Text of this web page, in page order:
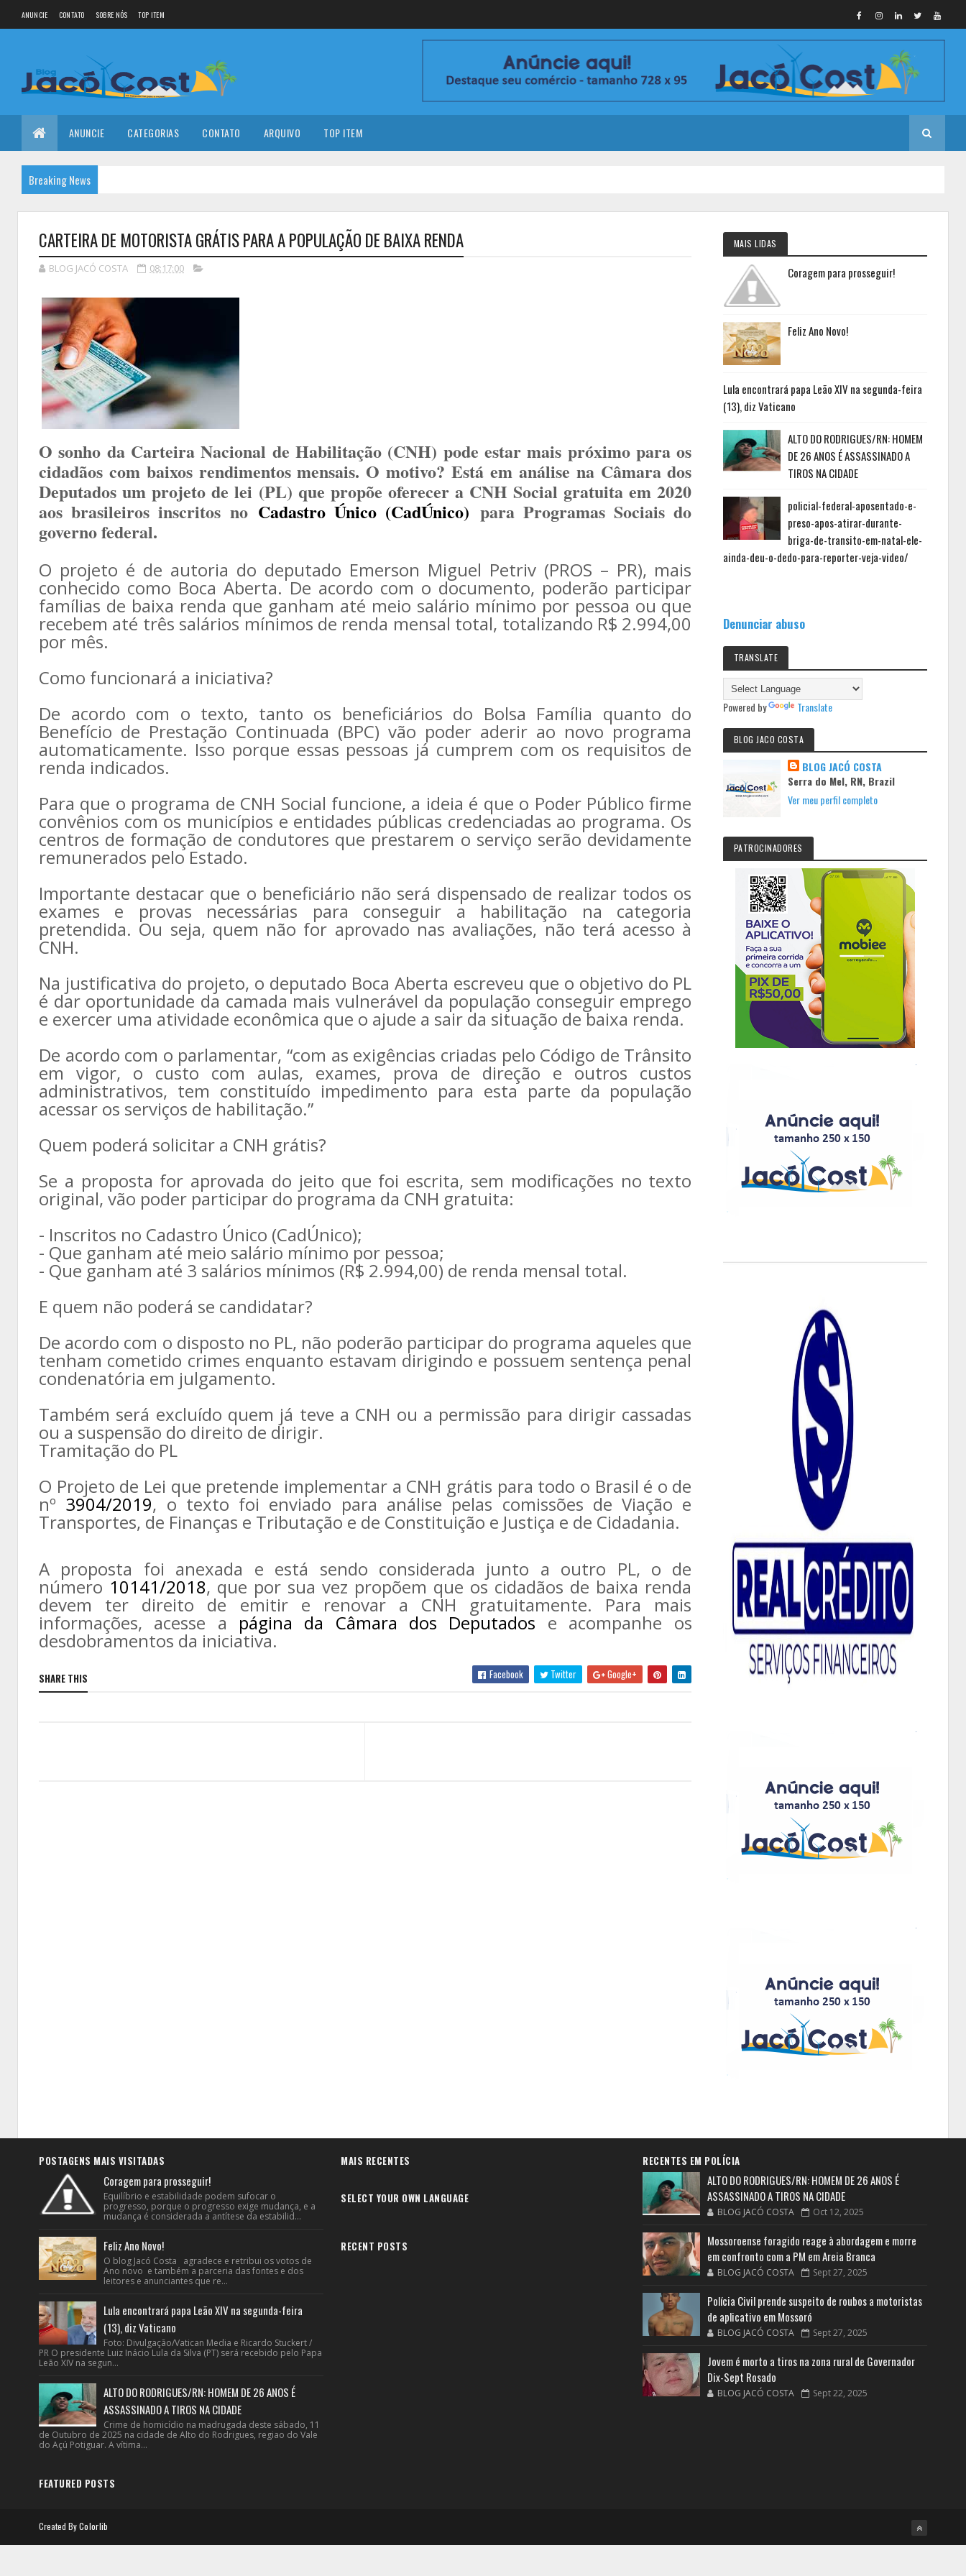
ANUNCIE CONTATO SOBRE NÓS TOP ITEM
ANUNCIE CATEGORIAS CONTATO ARQUIVO TOP ITEM
Breaking News
CARTEIRA DE MOTORISTA GRÁTIS PARA A POPULAÇÃO DE BAIXA RENDA
BLOG JACÓ COSTA 08:17:00
O sonho da Carteira Nacional de Habilitação (CNH) pode estar mais próximo para os
cidadãos com baixos rendimentos mensais. O motivo? Está em análise na Câmara dos
Deputados um projeto de lei (PL) que propõe oferecer a CNH Social gratuita em 2020
aos brasileiros inscritos no Cadastro Único (CadÚnico) para Programas Sociais do
governo federal.
O projeto é de autoria do deputado Emerson Miguel Petriv (PROS – PR), mais
conhecido como Boca Aberta. De acordo com o documento, poderão participar
famílias de baixa renda que ganham até meio salário mínimo por pessoa ou que
recebem até três salários mínimos de renda mensal total, totalizando R$ 2.994,00
por mês.
Como funcionará a iniciativa?
De acordo com o texto, tanto os beneficiários do Bolsa Família quanto do
Benefício de Prestação Continuada (BPC) vão poder aderir ao novo programa
automaticamente. Isso porque essas pessoas já cumprem com os requisitos de
renda indicados.
Para que o programa de CNH Social funcione, a ideia é que o Poder Público firme
convênios com os municípios e entidades públicas credenciadas ao programa. Os
centros de formação de condutores que prestarem o serviço serão devidamente
remunerados pelo Estado.
Importante destacar que o beneficiário não será dispensado de realizar todos os
exames e provas necessárias para conseguir a habilitação na categoria
pretendida. Ou seja, quem não for aprovado nas avaliações, não terá acesso à
CNH.
Na justificativa do projeto, o deputado Boca Aberta escreveu que o objetivo do PL
é dar oportunidade da camada mais vulnerável da população conseguir emprego
e exercer uma atividade econômica que o ajude a sair da situação de baixa renda.
De acordo com o parlamentar, “com as exigências criadas pelo Código de Trânsito
em vigor, o custo com aulas, exames, prova de direção e outros custos
administrativos, tem constituído impedimento para esta parte da população
acessar os serviços de habilitação.”
Quem poderá solicitar a CNH grátis?
Se a proposta for aprovada do jeito que foi escrita, sem modificações no texto
original, vão poder participar do programa da CNH gratuita:
- Inscritos no Cadastro Único (CadÚnico);
- Que ganham até meio salário mínimo por pessoa;
- Que ganham até 3 salários mínimos (R$ 2.994,00) de renda mensal ​tota​l.
E quem não poderá se candidatar?
De acordo com o disposto no PL, não poderão participar do programa aqueles que
tenham cometido crimes enquanto estavam dirigindo e possuem sentença penal
condenatória em julgamento.
Também será excluído quem já teve a CNH ou a permissão para dirigir cassadas
ou a suspensão do direito de dirigir.
Tramitação do PL
O Projeto de Lei que pretende implementar a CNH grátis para todo o Brasil é o de
nº 3904/2019, o texto foi enviado para análise pelas comissões de Viação e
Transportes, de Finanças e Tributação e de Constituição e Justiça e de Cidadania.
A proposta foi anexada e está sendo considerada junto a outro PL, o de
número 10141/2018, que por sua vez propõem que os cidadãos de baixa renda
devem ter direito de emitir e renovar a CNH gratuitamente. Para mais
informações, acesse a página da Câmara dos Deputados e acompanhe os
desdobramentos da iniciativa.
SHARE THIS Facebook Twitter Google+
MAIS LIDAS
Coragem para prosseguir!
Feliz Ano Novo!
Lula encontrará papa Leão XIV na segunda-feira
(13), diz Vaticano
ALTO DO RODRIGUES/RN: HOMEM
DE 26 ANOS É ASSASSINADO A
TIROS NA CIDADE
policial-federal-aposentado-e-
preso-apos-atirar-durante-
briga-de-transito-em-natal-ele-
ainda-deu-o-dedo-para-reporter-veja-video/
Denunciar abuso
TRANSLATE
Powered by Translate
BLOG JACO COSTA
BLOG JACÓ COSTA
Serra do Mel, RN, Brazil
Ver meu perfil completo
PATROCINADORES
POSTAGENS MAIS VISITADAS
Coragem para prosseguir!
Equilíbrio e estabilidade podem sufocar o
progresso, porque o progresso exige mudança, e a
mudança é considerada a antítese da estabilid...
Feliz Ano Novo!
O blog Jacó Costa agradece e retribui os votos de
Ano novo e também a parceria das fontes e dos
leitores e anunciantes que re...
Lula encontrará papa Leão XIV na segunda-feira
(13), diz Vaticano
Foto: Divulgação/Vatican Media e Ricardo Stuckert /
PR O presidente Luiz Inácio Lula da Silva (PT) será recebido pelo Papa
Leão XIV na segun...
ALTO DO RODRIGUES/RN: HOMEM DE 26 ANOS É
ASSASSINADO A TIROS NA CIDADE
Crime de homicídio na madrugada deste sábado, 11
de Outubro de 2025 na cidade de Alto do Rodrigues, regiao do Vale
do Açú Potiguar. A vítima...
FEATURED POSTS
MAIS RECENTES
SELECT YOUR OWN LANGUAGE
RECENT POSTS
RECENTES EM POLÍCIA
ALTO DO RODRIGUES/RN: HOMEM DE 26 ANOS É
ASSASSINADO A TIROS NA CIDADE
BLOG JACÓ COSTA Oct 12, 2025
Mossoroense foragido reage à abordagem e morre
em confronto com a PM em Areia Branca
BLOG JACÓ COSTA Sept 27, 2025
Polícia Civil prende suspeito de roubos a motoristas
de aplicativo em Mossoró
BLOG JACÓ COSTA Sept 27, 2025
Jovem é morto a tiros na zona rural de Governador
Dix-Sept Rosado
BLOG JACÓ COSTA Sept 22, 2025
Created ByColorlib